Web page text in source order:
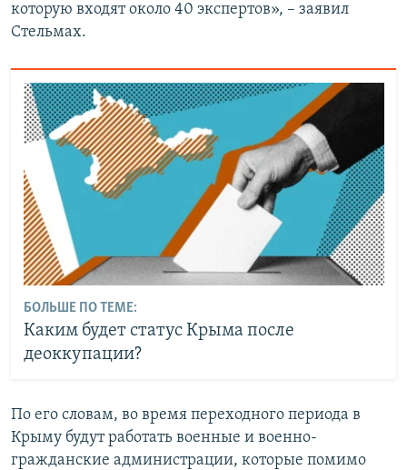
которую входят около 40 экспертов», – заявил
Стельмах.
БОЛЬШЕ ПО ТЕМЕ:
Каким будет статус Крыма после
деоккупации?
По его словам, во время переходного периода в
Крыму будут работать военные и военно-
гражданские администрации, которые помимо